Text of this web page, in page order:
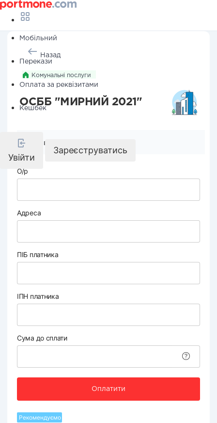
Мобільний
Перекази
Оплата за реквізитами
Кешбек
Увійти
Зареєструватись
Назад
Комунальні послуги
ОСББ "МИРНИЙ 2021"
Реквізити компанії
О/р
Адреса
ПІБ платника
ІПН платника
Сума до сплати
Оплатити
Рекомендуємо